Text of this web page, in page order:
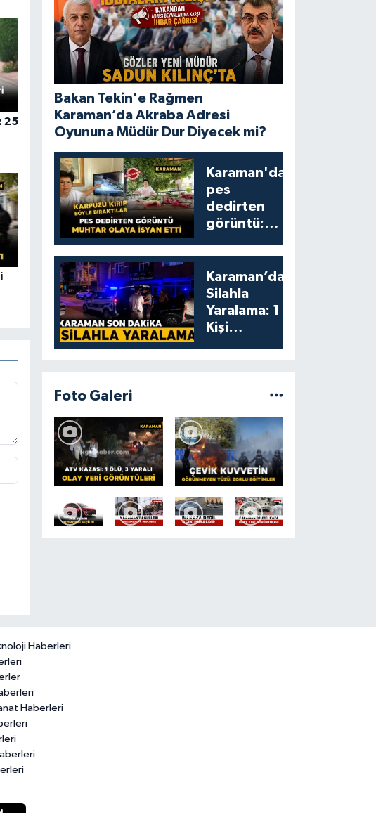
25
Bakan Tekin'e Rağmen
Karaman’da Akraba Adresi
Oyununa Müdür Dur Diyecek mi?
Karaman'da
pes
dedirten
görüntü:
yumruklayıp
yediler,
artıklarını
kamelyada
bıraktılar
Karaman’da
Silahla
Yaralama: 1
Kişi
Foto Galeri
Haberleri
Haberleri